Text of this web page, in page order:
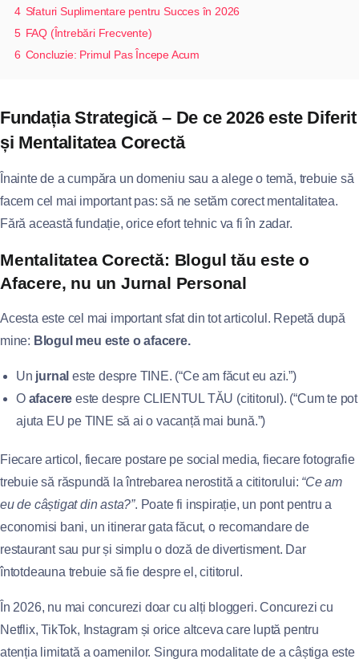
4 Sfaturi Suplimentare pentru Succes în 2026
5 FAQ (Întrebări Frecvente)
6 Concluzie: Primul Pas Începe Acum
Fundația Strategică – De ce 2026 este Diferit
și Mentalitatea Corectă
Înainte de a cumpăra un domeniu sau a alege o temă, trebuie să
facem cel mai important pas: să ne setăm corect mentalitatea.
Fără această fundație, orice efort tehnic va fi în zadar.
Mentalitatea Corectă: Blogul tău este o
Afacere, nu un Jurnal Personal
Acesta este cel mai important sfat din tot articolul. Repetă după
mine: Blogul meu este o afacere.
Un jurnal este despre TINE. (“Ce am făcut eu azi.”)
O afacere este despre CLIENTUL TĂU (cititorul). (“Cum te pot
ajuta EU pe TINE să ai o vacanță mai bună.”)
Fiecare articol, fiecare postare pe social media, fiecare fotografie
trebuie să răspundă la întrebarea nerostită a cititorului: “Ce am
eu de câștigat din asta?”. Poate fi inspirație, un pont pentru a
economisi bani, un itinerar gata făcut, o recomandare de
restaurant sau pur și simplu o doză de divertisment. Dar
întotdeauna trebuie să fie despre el, cititorul.
În 2026, nu mai concurezi doar cu alți bloggeri. Concurezi cu
Netflix, TikTok, Instagram și orice altceva care luptă pentru
atenția limitată a oamenilor. Singura modalitate de a câștiga este